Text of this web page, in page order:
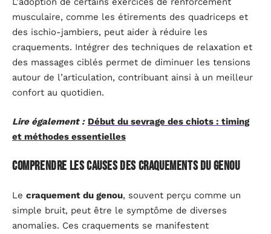
musculaire, comme les étirements des quadriceps et
des ischio-jambiers, peut aider à réduire les
craquements. Intégrer des techniques de relaxation et
des massages ciblés permet de diminuer les tensions
autour de l’articulation, contribuant ainsi à un meilleur
confort au quotidien.
Lire également : Début du sevrage des chiots : timing
et méthodes essentielles
Comprendre les causes des craquements du genou
Le craquement du genou, souvent perçu comme un
simple bruit, peut être le symptôme de diverses
anomalies. Ces craquements se manifestent